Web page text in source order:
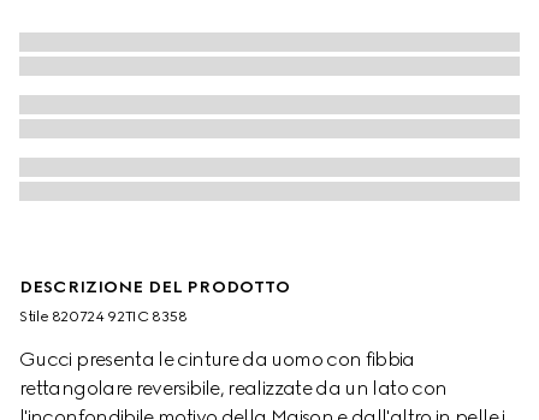
DESCRIZIONE DEL PRODOTTO
Stile ‎820724 92TIC 8358
Gucci presenta le cinture da uomo con fibbia
rettangolare reversibile, realizzate da un lato con